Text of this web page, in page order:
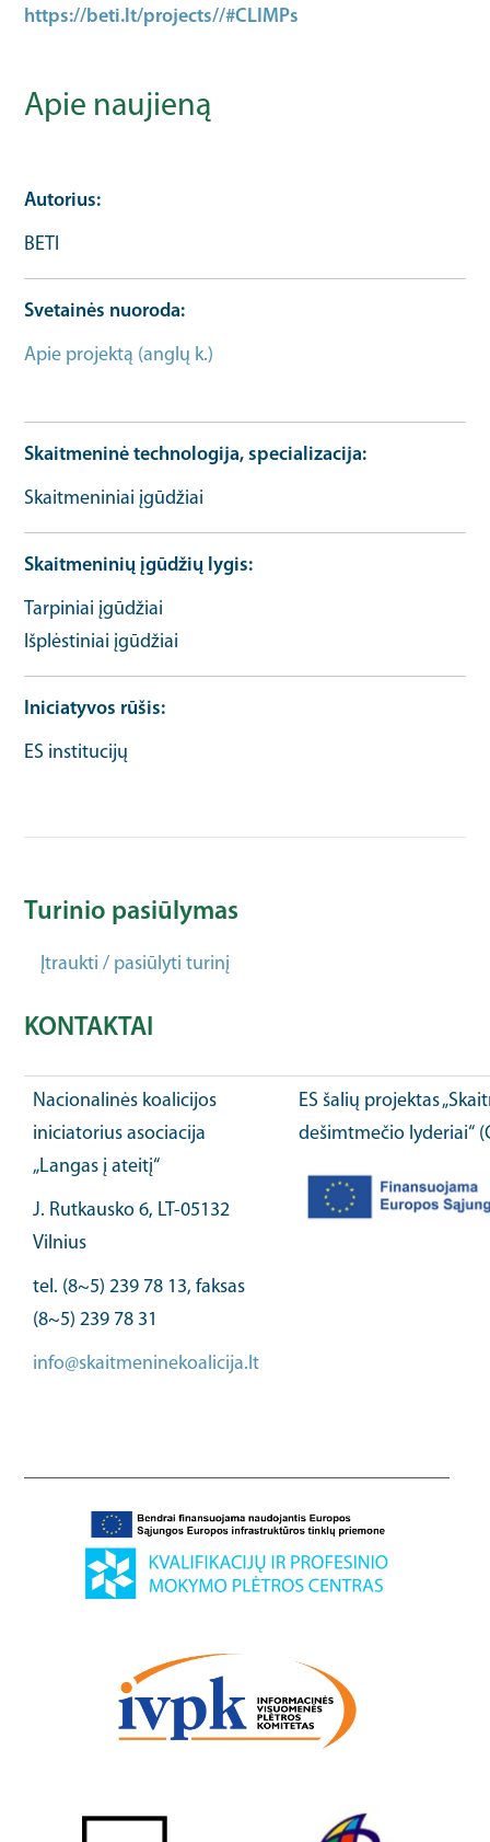
https://beti.lt/projects//#CLIMPs
Apie naujieną
Autorius
BETI
Svetainės nuoroda
Apie projektą (anglų k.)
Skaitmeninė technologija, specializacija
Skaitmeniniai įgūdžiai
Skaitmeninių įgūdžių lygis
Tarpiniai įgūdžiai
Išplėstiniai įgūdžiai
Iniciatyvos rūšis
ES institucijų
Turinio pasiūlymas
Įtraukti / pasiūlyti turinį
KONTAKTAI
Nacionalinės koalicijos
iniciatorius asociacija
„Langas į ateitį“
J. Rutkausko 6, LT-05132
Vilnius
tel. (8~5) 239 78 13, faksas
(8~5) 239 78 31
info@skaitmeninekoalicija.lt
ES šalių projektas
dešimtmečio lyderiai“